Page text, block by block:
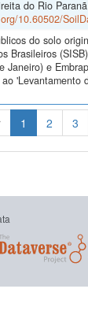
do Rio
10.60502/
do solo
Brasileiros
Janeiro) e
'Levantamento
1 (Atual)
2 3